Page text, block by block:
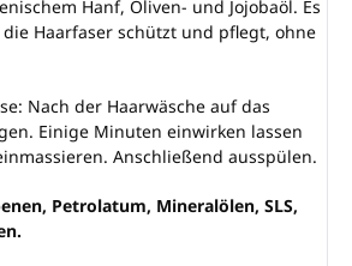
Hanf, Oliven- und Jojobaöl. Es
Haarfaser schützt und pflegt, ohne
Nach der Haarwäsche auf das
Einige Minuten einwirken lassen
Anschließend ausspülen.
Petrolatum, Mineralölen, SLS,